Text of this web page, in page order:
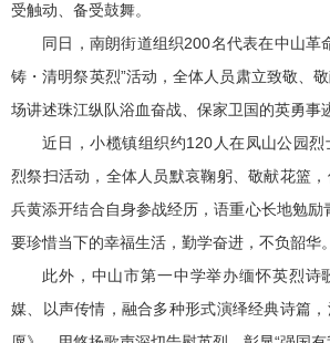
受触动、备受鼓舞。
同日，南朗街道组织200名代表在中山革
铸・清明祭英烈”活动，全体人员肃立致敬、
场讲述珠江纵队浴血奋战、保家卫国的英勇事
近日，小榄镇组织约120人在凤山公园
烈祭扫活动，全体人员默哀鞠躬、敬献花篮
兵黄添开结合自身参战经历，语重心长地勉励
要珍惜当下的幸福生活，勤学奋进，不负韶华
此外，中山市第一中学举办缅怀英烈诗
媒、以声传情，融合多种形式演绎经典诗篇